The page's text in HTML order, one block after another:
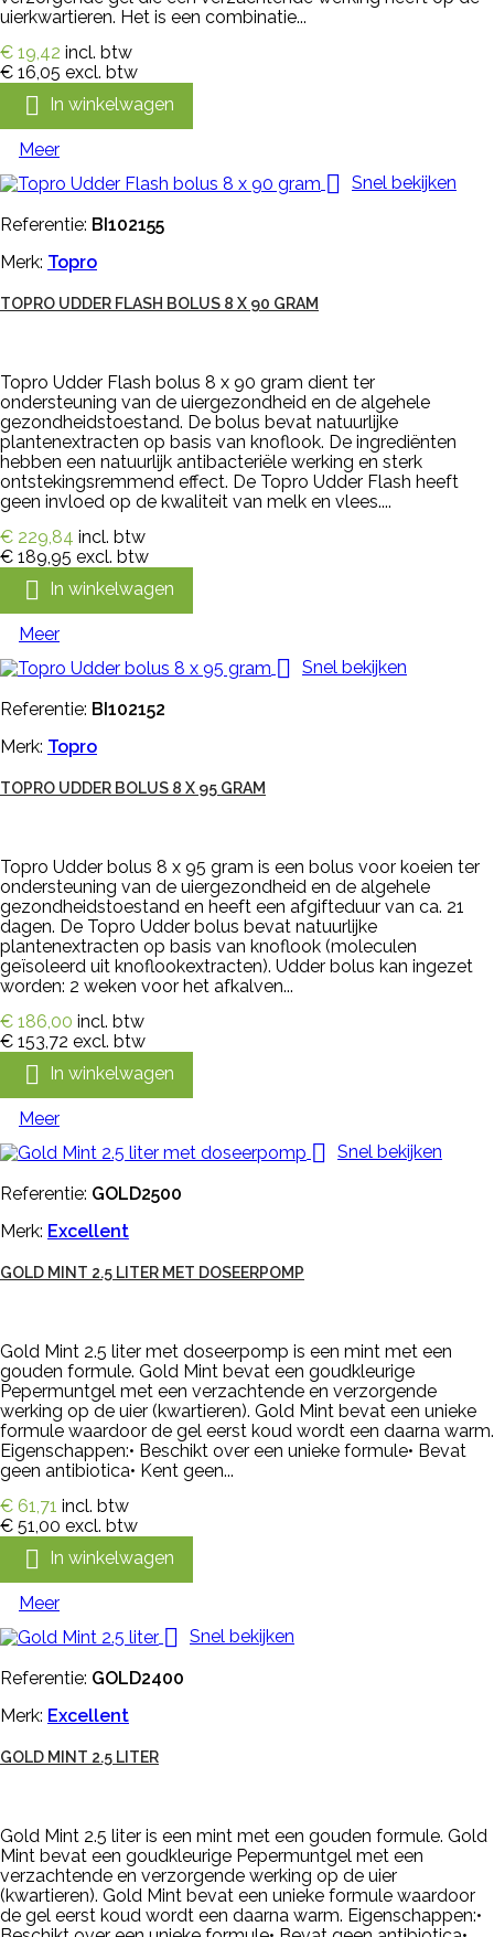
uierkwartieren. Het is een combinatie...
€ 19,42 incl. btw
€ 16,05 excl. btw
 In winkelwagen
Meer
 Snel bekijken
Referentie: BI102155
Merk: Topro
TOPRO UDDER FLASH BOLUS 8 X 90 GRAM
Topro Udder Flash bolus 8 x 90 gram dient ter
ondersteuning van de uiergezondheid en de algehele
gezondheidstoestand. De bolus bevat natuurlijke
plantenextracten op basis van knoflook. De ingrediënten
hebben een natuurlijk antibacteriële werking en sterk
ontstekingsremmend effect. De Topro Udder Flash heeft
geen invloed op de kwaliteit van melk en vlees....
€ 229,84 incl. btw
€ 189,95 excl. btw
 In winkelwagen
Meer
 Snel bekijken
Referentie: BI102152
Merk: Topro
TOPRO UDDER BOLUS 8 X 95 GRAM
Topro Udder bolus 8 x 95 gram is een bolus voor koeien ter
ondersteuning van de uiergezondheid en de algehele
gezondheidstoestand en heeft een afgifteduur van ca. 21
dagen. De Topro Udder bolus bevat natuurlijke
plantenextracten op basis van knoflook (moleculen
geïsoleerd uit knoflookextracten). Udder bolus kan ingezet
worden: 2 weken voor het afkalven...
€ 186,00 incl. btw
€ 153,72 excl. btw
 In winkelwagen
Meer
 Snel bekijken
Referentie: GOLD2500
Merk: Excellent
GOLD MINT 2.5 LITER MET DOSEERPOMP
Gold Mint 2.5 liter met doseerpomp is een mint met een
gouden formule. Gold Mint bevat een goudkleurige
Pepermuntgel met een verzachtende en verzorgende
werking op de uier (kwartieren). Gold Mint bevat een unieke
formule waardoor de gel eerst koud wordt een daarna warm.
Eigenschappen:• Beschikt over een unieke formule• Bevat
geen antibiotica• Kent geen...
€ 61,71 incl. btw
€ 51,00 excl. btw
 In winkelwagen
Meer
 Snel bekijken
Referentie: GOLD2400
Merk: Excellent
GOLD MINT 2.5 LITER
Gold Mint 2.5 liter is een mint met een gouden formule. Gold
Mint bevat een goudkleurige Pepermuntgel met een
verzachtende en verzorgende werking op de uier
(kwartieren). Gold Mint bevat een unieke formule waardoor
de gel eerst koud wordt een daarna warm. Eigenschappen:•